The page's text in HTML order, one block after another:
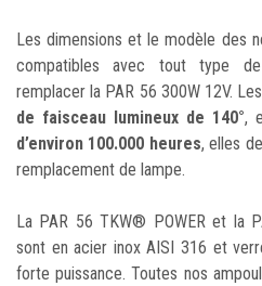
Les dimensions et le modèle des
compatibles avec tout type
remplacer la PAR 56 300W 12V.
de faisceau lumineux de 140°,
d’environ 100.000 heures, elles
remplacement de lampe.
La PAR 56 TKW® POWER et la
sont en acier inox AISI 316 et
forte puissance. Toutes nos